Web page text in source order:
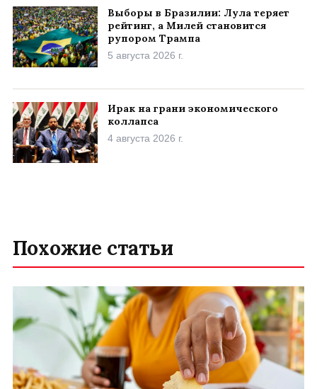
Выборы в Бразилии: Лула теряет
рейтинг, а Милей становится
рупором Трампа
5 августа 2026 г.
Ирак на грани экономического
коллапса
4 августа 2026 г.
Похожие статьи